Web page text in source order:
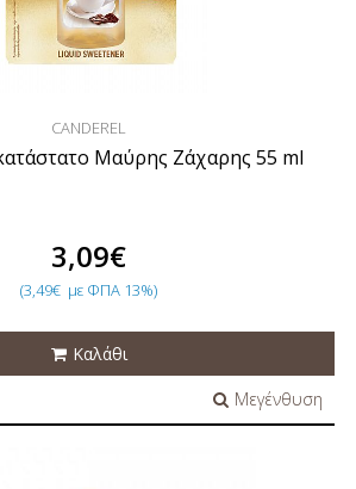
CANDEREL
Μαύρης Ζάχαρης 55 ml
3,09€
(3,49€ με ΦΠΑ 13%)
Καλάθι
Μεγένθυση